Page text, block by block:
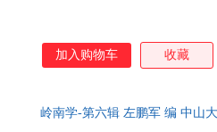
加入购物车 收藏
岭南学-第六辑 左鹏军 编 中山